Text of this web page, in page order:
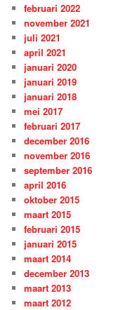
februari 2022
november 2021
juli 2021
april 2021
januari 2020
januari 2019
januari 2018
mei 2017
februari 2017
december 2016
november 2016
september 2016
april 2016
oktober 2015
maart 2015
februari 2015
januari 2015
maart 2014
december 2013
maart 2013
maart 2012